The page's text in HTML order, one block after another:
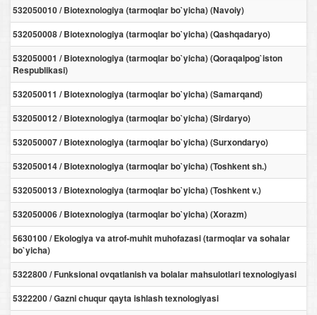
532050010 / Biotexnologiya (tarmoqlar bo`yicha) (Navoiy)
532050008 / Biotexnologiya (tarmoqlar bo`yicha) (Qashqadaryo)
532050001 / Biotexnologiya (tarmoqlar bo`yicha) (Qoraqalpog`iston
Respublikasi)
532050011 / Biotexnologiya (tarmoqlar bo`yicha) (Samarqand)
532050012 / Biotexnologiya (tarmoqlar bo`yicha) (Sirdaryo)
532050007 / Biotexnologiya (tarmoqlar bo`yicha) (Surxondaryo)
532050014 / Biotexnologiya (tarmoqlar bo`yicha) (Toshkent sh.)
532050013 / Biotexnologiya (tarmoqlar bo`yicha) (Toshkent v.)
532050006 / Biotexnologiya (tarmoqlar bo`yicha) (Xorazm)
5630100 / Ekologiya va atrof-muhit muhofazasi (tarmoqlar va sohalar
bo`yicha)
5322800 / Funksional ovqatlanish va bolalar mahsulotlari texnologiyasi
5322200 / Gazni chuqur qayta ishlash texnologiyasi